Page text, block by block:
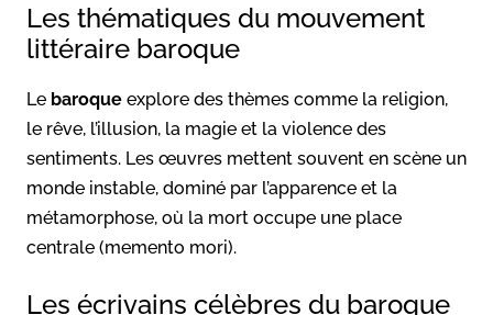
Les thématiques du mouvement
littéraire baroque
Le baroque explore des thèmes comme la religion,
le rêve, l’illusion, la magie et la violence des
sentiments. Les œuvres mettent souvent en scène un
monde instable, dominé par l’apparence et la
métamorphose, où la mort occupe une place
centrale (memento mori).
Les écrivains célèbres du baroque